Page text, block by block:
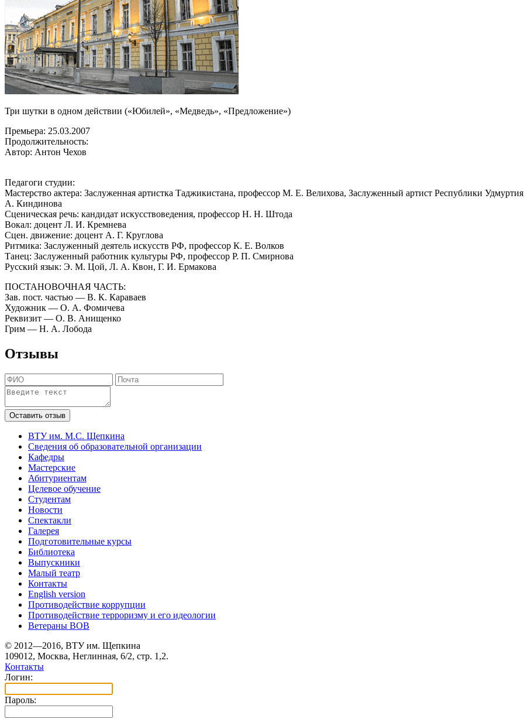
Три шутки в одном действии («Юбилей», «Медведь», «Предложение»)
Премьера: 25.03.2007
Продолжительность:
Автор: Антон Чехов
Педагоги студии:
Мастерство актера: Заслуженная артистка Таджикистана, профессор М. Е. Велихова, Заслуженный артист Республики
А. Киндинова
Сценическая речь: кандидат искусствоведения, профессор Н. Н. Штода
Вокал: доцент Л. И. Кремнева
Сцен. движение: доцент А. Г. Круглова
Ритмика: Заслуженный деятель искусств РФ, профессор К. Е. Волков
Танец: Заслуженный работник культуры РФ, профессор Р. П. Смирнова
Русский язык: Э. М. Цой, Л. А. Квон, Г. И. Ермакова
ПОСТАНОВОЧНАЯ ЧАСТЬ:
Зав. пост. частью — В. К. Караваев
Художник — О. А. Фомичева
Реквизит — О. В. Анищенко
Грим — Н. А. Лобода
Отзывы
ВТУ им. М.С. Щепкина
Сведения об образовательной организации
Кафедры
Мастерские
Абитуриентам
Целевое обучение
Студентам
Новости
Спектакли
Галерея
Подготовительные курсы
Библиотека
Выпускники
Малый театр
Контакты
English version
Противодействие коррупции
Противодействие терроризму и его идеологии
Ветераны ВОВ
© 2012—2016, ВТУ им. Щепкина
109012, Москва, Неглинная, 6/2, стр. 1,2.
Контакты
Логин:
Пароль: